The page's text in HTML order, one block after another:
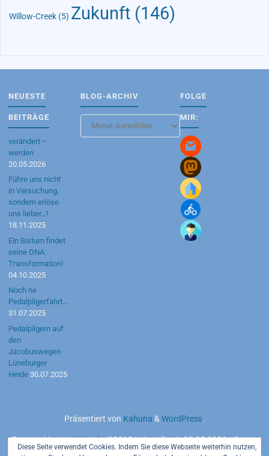
Willow-Creek (5) Zukunft (146)
NEUESTE
BEITRÄGE
verändert –
werden
20.05.2026
Führe uns nicht
in Versuchung,
sondern erlöse
uns lieber…!
18.11.2025
Ein Bistum findet
seine DNA:
Transformation!
04.10.2025
Noch ne
Pedalpilgerfahrt…
31.07.2025
Pedalpilgern auf
den
Jacobuswegen
Lüneburger
Heide 30.07.2025
BLOG-ARCHIV
Blog-
Archiv
FOLGE
MIR:
Präsentiert von Kahuna &WordPress.
Powered bymotetus.de©2015 | aktuell seit 20.05.2026 | Server:
Strato AG
Diese Seite verwendet Cookies. Indem Sie diese Webseite weiterhin nutzen,